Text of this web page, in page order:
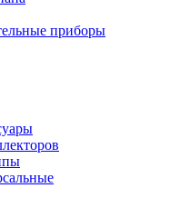
приборы